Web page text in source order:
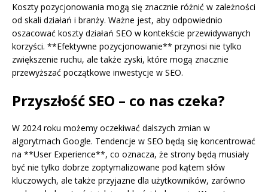
Koszty pozycjonowania mogą się znacznie różnić w zależności
od skali działań i branży. Ważne jest, aby odpowiednio
oszacować koszty działań SEO w kontekście przewidywanych
korzyści. **Efektywne pozycjonowanie** przynosi nie tylko
zwiększenie ruchu, ale także zyski, które mogą znacznie
przewyższać początkowe inwestycje w SEO.
Przyszłość SEO – co nas czeka?
W 2024 roku możemy oczekiwać dalszych zmian w
algorytmach Google. Tendencje w SEO będą się koncentrować
na **User Experience**, co oznacza, że strony będą musiały
być nie tylko dobrze zoptymalizowane pod kątem słów
kluczowych, ale także przyjazne dla użytkowników, zarówno